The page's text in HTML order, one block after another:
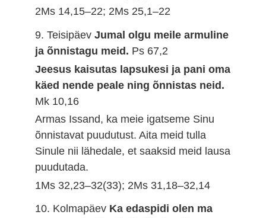
2Ms 14,15–22; 2Ms 25,1–22
9. TeisipäevJumal olgu meile armuline
ja õnnistagu meid. Ps 67,2
Jeesus kaisutas lapsukesi ja pani oma
käed nende peale ning õnnistas neid.
Mk 10,16
Armas Issand, ka meie igatseme Sinu
õnnistavat puudutust. Aita meid tulla
Sinule nii lähedale, et saaksid meid lausa
puudutada.
1Ms 32,23–32(33); 2Ms 31,18–32,14
10. Kolmapäev Ka edaspidi olen ma